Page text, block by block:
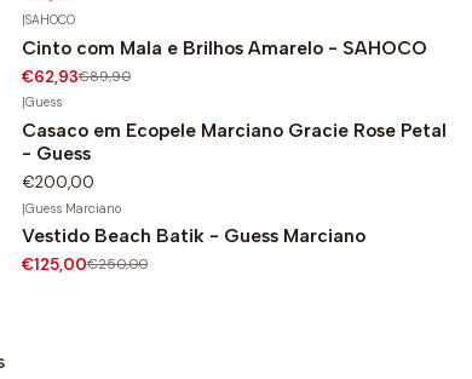
-30%
|SAHOCO
Cinto com Mala e Brilhos Amarelo - SAHOCO
€62,93€89,90
Guess
Casaco em Ecopele Marciano Gracie Rose Petal
- Guess
€200,00
-50%
|Guess Marciano
Vestido Beach Batik - Guess Marciano
€125,00€250,00